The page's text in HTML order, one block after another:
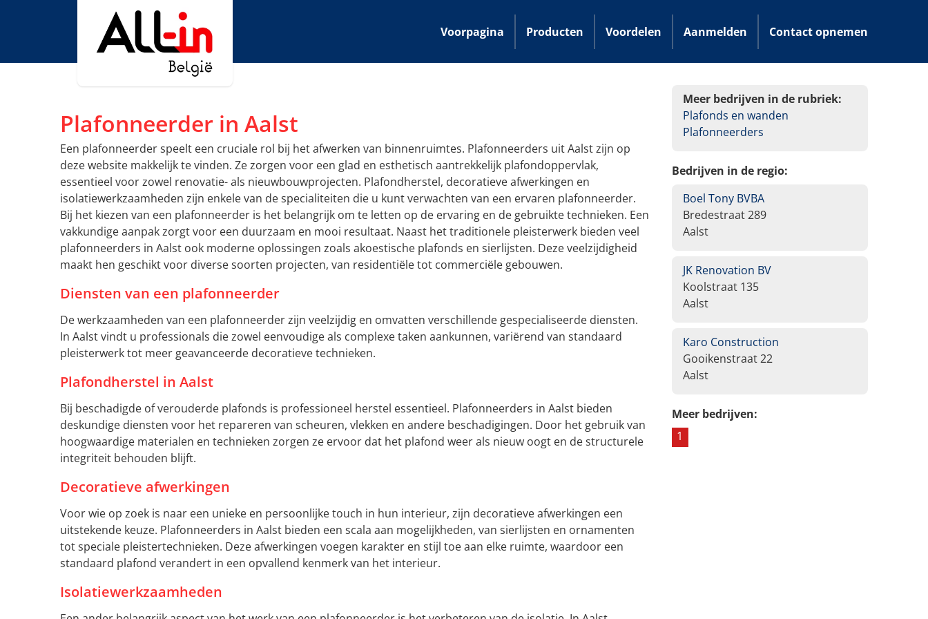
Voorpagina Producten Voordelen Aanmelden Contact opnemen
Plafonneerder in Aalst
Een plafonneerder speelt een cruciale rol bij het afwerken van binnenruimtes. Plafonneerders uit Aalst zijn op
deze website makkelijk te vinden. Ze zorgen voor een glad en esthetisch aantrekkelijk plafondoppervlak,
essentieel voor zowel renovatie- als nieuwbouwprojecten. Plafondherstel, decoratieve afwerkingen en
isolatiewerkzaamheden zijn enkele van de specialiteiten die u kunt verwachten van een ervaren plafonneerder.
Bij het kiezen van een plafonneerder is het belangrijk om te letten op de ervaring en de gebruikte technieken. Een
vakkundige aanpak zorgt voor een duurzaam en mooi resultaat. Naast het traditionele pleisterwerk bieden veel
plafonneerders in Aalst ook moderne oplossingen zoals akoestische plafonds en sierlijsten. Deze veelzijdigheid
maakt hen geschikt voor diverse soorten projecten, van residentiële tot commerciële gebouwen.
Diensten van een plafonneerder
De werkzaamheden van een plafonneerder zijn veelzijdig en omvatten verschillende gespecialiseerde diensten.
In Aalst vindt u professionals die zowel eenvoudige als complexe taken aankunnen, variërend van standaard
pleisterwerk tot meer geavanceerde decoratieve technieken.
Plafondherstel in Aalst
Bij beschadigde of verouderde plafonds is professioneel herstel essentieel. Plafonneerders in Aalst bieden
deskundige diensten voor het repareren van scheuren, vlekken en andere beschadigingen. Door het gebruik van
hoogwaardige materialen en technieken zorgen ze ervoor dat het plafond weer als nieuw oogt en de structurele
integriteit behouden blijft.
Decoratieve afwerkingen
Voor wie op zoek is naar een unieke en persoonlijke touch in hun interieur, zijn decoratieve afwerkingen een
uitstekende keuze. Plafonneerders in Aalst bieden een scala aan mogelijkheden, van sierlijsten en ornamenten
tot speciale pleistertechnieken. Deze afwerkingen voegen karakter en stijl toe aan elke ruimte, waardoor een
standaard plafond verandert in een opvallend kenmerk van het interieur.
Isolatiewerkzaamheden
Meer bedrijven in de rubriek:
Plafonds en wanden
Plafonneerders
Bedrijven in de regio:
Boel Tony BVBA
Bredestraat 289
Aalst
JK Renovation BV
Koolstraat 135
Aalst
Karo Construction
Gooikenstraat 22
Aalst
Meer bedrijven:
1